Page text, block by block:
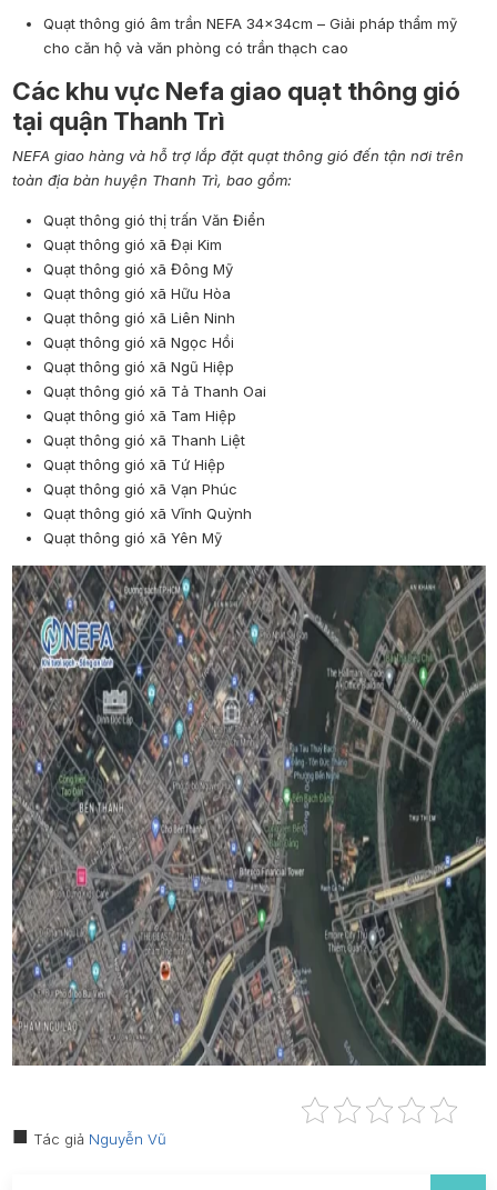
Quạt thông gió âm trần NEFA 34x34cm – Giải pháp thẩm mỹ
cho căn hộ và văn phòng có trần thạch cao
Các khu vực Nefa giao quạt thông gió
tại quận Thanh Trì
NEFA giao hàng và hỗ trợ lắp đặt quạt thông gió đến tận nơi trên
toàn địa bàn huyện Thanh Trì, bao gồm:
Quạt thông gió thị trấn Văn Điển
Quạt thông gió xã Đại Kim
Quạt thông gió xã Đông Mỹ
Quạt thông gió xã Hữu Hòa
Quạt thông gió xã Liên Ninh
Quạt thông gió xã Ngọc Hồi
Quạt thông gió xã Ngũ Hiệp
Quạt thông gió xã Tả Thanh Oai
Quạt thông gió xã Tam Hiệp
Quạt thông gió xã Thanh Liệt
Quạt thông gió xã Tứ Hiệp
Quạt thông gió xã Vạn Phúc
Quạt thông gió xã Vĩnh Quỳnh
Quạt thông gió xã Yên Mỹ
Tác giả Nguyễn Vũ